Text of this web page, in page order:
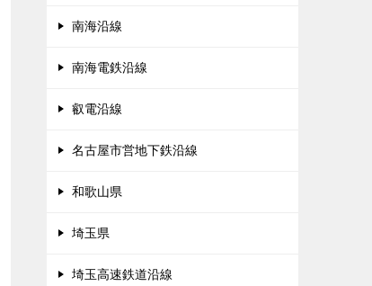
南海沿線
南海電鉄沿線
叡電沿線
名古屋市営地下鉄沿線
和歌山県
埼玉県
埼玉高速鉄道沿線